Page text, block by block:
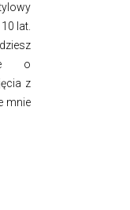
lat.
o
z
mnie